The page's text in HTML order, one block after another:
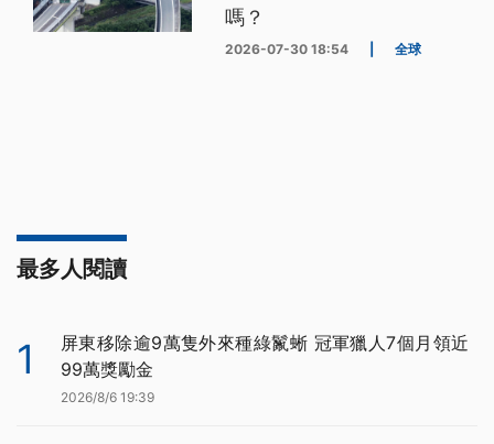
嗎？
2026-07-30 18:54 全球
最多人閱讀
1
屏東移除逾9萬隻外來種綠鬣蜥 冠軍獵人7個月領近
99萬獎勵金
2026/8/6 19:39